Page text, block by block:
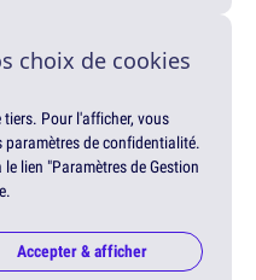
choix de cookies
Pour l'afficher, vous
paramètres de confidentialité.
lien "Paramètres de Gestion
Accepter & afficher